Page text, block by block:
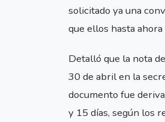
solicitado ya una
que ellos hasta
Detalló que la nota
30 de abril en la
documento fue
y 15 días, según los